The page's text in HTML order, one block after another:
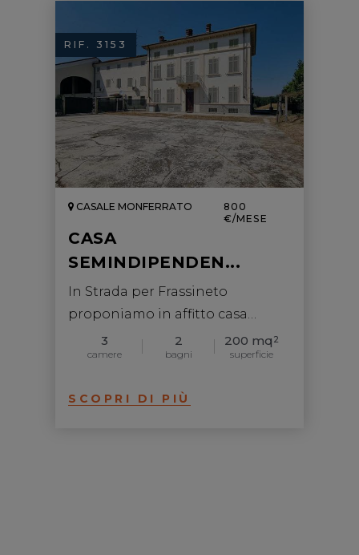
RIF. 3153
CASALE MONFERRATO
800
€/MESE
CASA
SEMINDIPENDEN...
In Strada per Frassineto
proponiamo in affitto casa
indipendente con cortil...
3
camere
2
bagni
200 mq 2
superficie
SCOPRI DI PIÙ